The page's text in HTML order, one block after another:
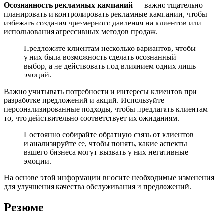
Осознанность рекламных кампаний — важно тщательно
планировать и контролировать рекламные кампании, чтобы
избежать создания чрезмерного давления на клиентов или
использования агрессивных методов продаж.
Предложите клиентам несколько вариантов, чтобы
у них была возможность сделать осознанный
выбор, а не действовать под влиянием одних лишь
эмоций.
Важно учитывать потребности и интересы клиентов при
разработке предложений и акций. Используйте
персонализированные подходы, чтобы предлагать клиентам
то, что действительно соответствует их ожиданиям.
Постоянно собирайте обратную связь от клиентов
и анализируйте ее, чтобы понять, какие аспекты
вашего бизнеса могут вызвать у них негативные
эмоции.
На основе этой информации вносите необходимые изменения
для улучшения качества обслуживания и предложений.
Резюме